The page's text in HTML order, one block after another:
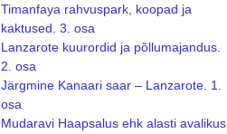
Timanfaya rahvuspark, koopad ja
kaktused. 3. osa
Lanzarote kuurordid ja põllumajandus.
2. osa
Järgmine Kanaari saar – Lanzarote. 1.
osa
Mudaravi Haapsalus ehk alasti avalikus